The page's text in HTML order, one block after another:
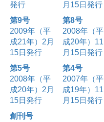
発行
月15日発行
第9号
2009年（平
成21年）2月
15日発行
第8号
2008年（平
成20年）11
月15日発行
第5号
2008年（平
成20年）2月
15日発行
第4号
2007年（平
成19年）11
月15日発行
創刊号